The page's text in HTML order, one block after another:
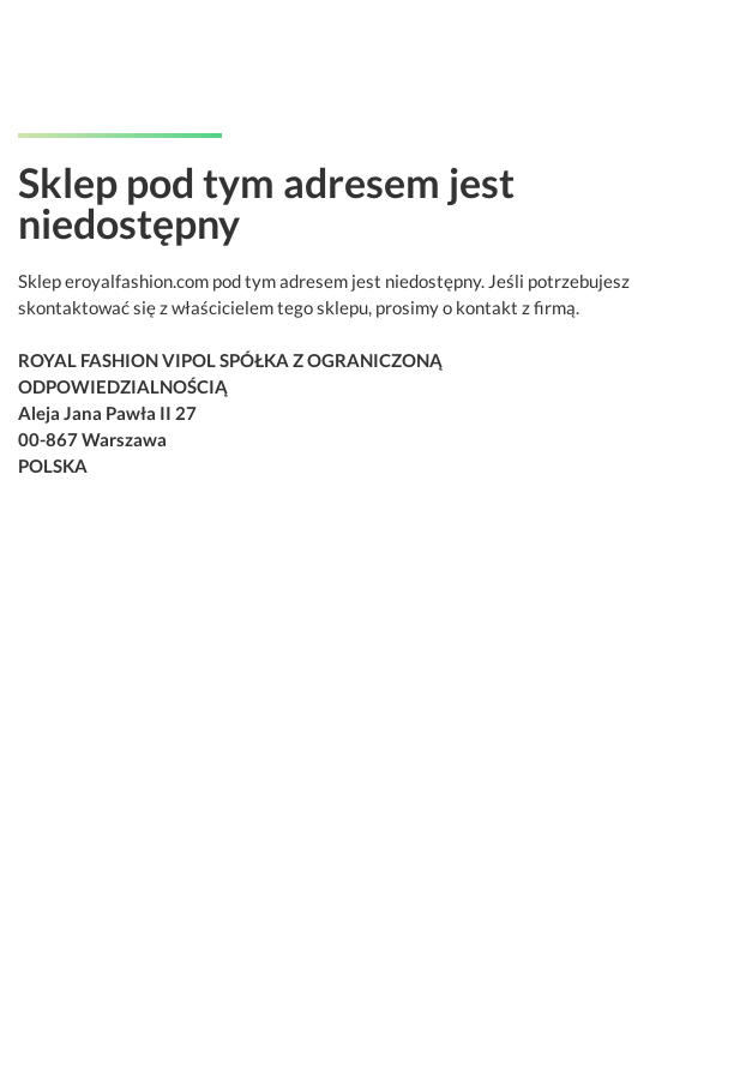
Sklep pod tym adresem jest
niedostępny
Sklep eroyalfashion.com pod tym adresem jest niedostępny. Jeśli potrzebujesz
skontaktować się z właścicielem tego sklepu, prosimy o kontakt z firmą.
ROYAL FASHION VIPOL SPÓŁKA Z OGRANICZONĄ
ODPOWIEDZIALNOŚCIĄ
Aleja Jana Pawła II 27
00-867 Warszawa
POLSKA